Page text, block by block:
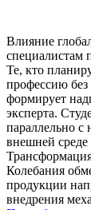
Влияние
специалистам
Те, кто
профессию без
формирует
эксперта.
параллельно
внешней среде
Колебания
продукции
внедрения